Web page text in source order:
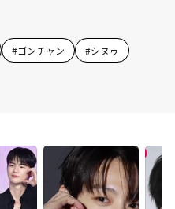
#ゴンチャン #シヌゥ